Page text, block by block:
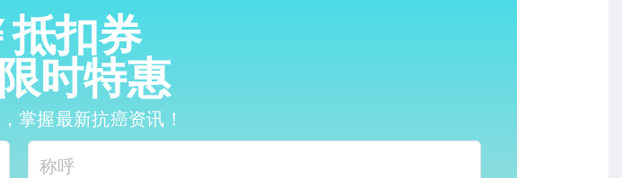
扣券
时特惠
掌握最新抗癌资讯！